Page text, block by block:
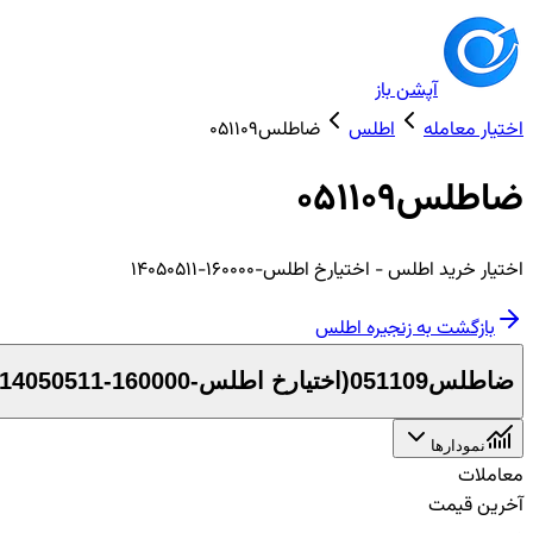
آپشن باز
اختیار معامله
اطلس ضاطلس051109
ضاطلس051109
اختیار خرید اطلس- اختیارخ اطلس-160000-14050511
بازگشت به زنجیرهاطلس
ضاطلس051109 ( اختیارخ اطلس-160000-14050511
نمودارها
معاملات
آخرین قیمت